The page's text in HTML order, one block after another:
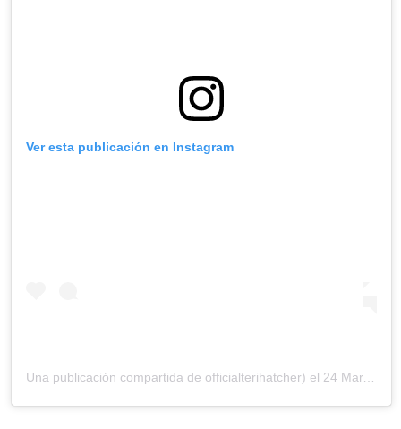
Ver esta publicación en Instagram
Una publicación compartida de officialterihatcher) el 24 Mar, 2020 a las 8:36 PDT